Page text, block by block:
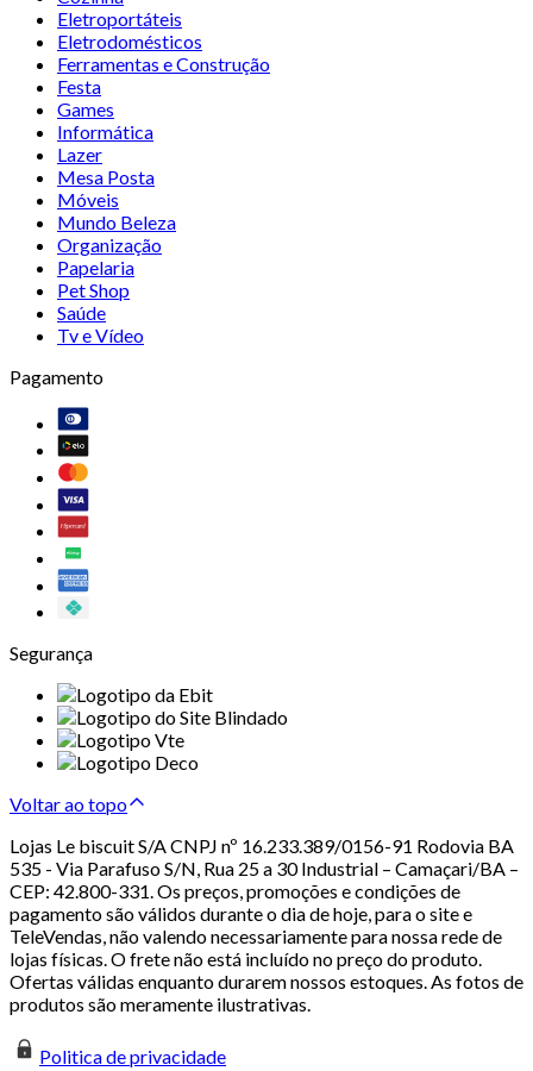
Eletroportáteis
Eletrodomésticos
Ferramentas e Construção
Festa
Games
Informática
Lazer
Mesa Posta
Móveis
Mundo Beleza
Organização
Papelaria
Pet Shop
Saúde
Tv e Vídeo
Pagamento
Segurança
Voltar ao topo
Lojas Le biscuit S/A CNPJ nº 16.233.389/0156-91 Rodovia BA
535 - Via Parafuso S/N, Rua 25 a 30 Industrial – Camaçari/BA –
CEP: 42.800-331. Os preços, promoções e condições de
pagamento são válidos durante o dia de hoje, para o site e
TeleVendas, não valendo necessariamente para nossa rede de
lojas físicas. O frete não está incluído no preço do produto.
Ofertas válidas enquanto durarem nossos estoques. As fotos de
produtos são meramente ilustrativas.
Politica de privacidade